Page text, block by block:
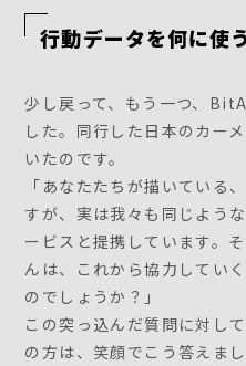
行動データを何に使
少し戻って、もう一つ、
した。同行した日本のカー
いたのです。
「あなたたちが描いている
すが、実は我々も同じよう
ービスと提携しています。
んは、これから協力してい
のでしょうか？」
この突っ込んだ質問に対し
の方は、笑顔でこう答えまし